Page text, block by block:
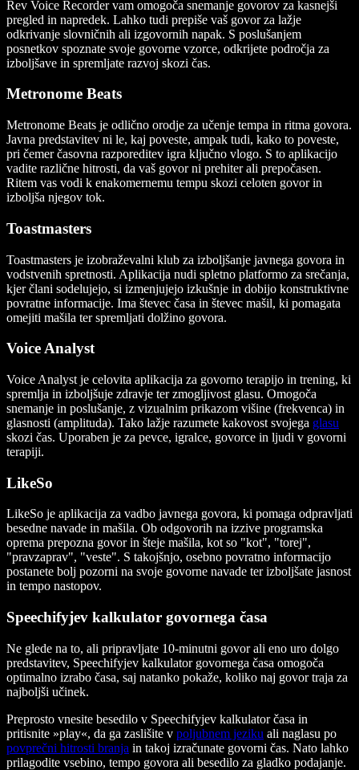
Rev Voice Recorder vam omogoča snemanje govorov za kasnejši
pregled in napredek. Lahko tudi prepiše vaš govor za lažje
odkrivanje slovničnih ali izgovornih napak. S poslušanjem
posnetkov spoznate svoje govorne vzorce, odkrijete področja za
izboljšave in spremljate razvoj skozi čas.
Metronome Beats
Metronome Beats je odlično orodje za učenje tempa in ritma govora.
Javna predstavitev ni le, kaj poveste, ampak tudi, kako to poveste,
pri čemer časovna razporeditev igra ključno vlogo. S to aplikacijo
vadite različne hitrosti, da vaš govor ni prehiter ali prepočasen.
Ritem vas vodi k enakomernemu tempu skozi celoten govor in
izboljša njegov tok.
Toastmasters
Toastmasters je izobraževalni klub za izboljšanje javnega govora in
vodstvenih spretnosti. Aplikacija nudi spletno platformo za srečanja,
kjer člani sodelujejo, si izmenjujejo izkušnje in dobijo konstruktivne
povratne informacije. Ima števec časa in števec mašil, ki pomagata
omejiti mašila ter spremljati dolžino govora.
Voice Analyst
Voice Analyst je celovita aplikacija za govorno terapijo in trening, ki
spremlja in izboljšuje zdravje ter zmogljivost glasu. Omogoča
snemanje in poslušanje, z vizualnim prikazom višine (frekvenca) in
glasnosti (amplituda). Tako lažje razumete kakovost svojega glasu
skozi čas. Uporaben je za pevce, igralce, govorce in ljudi v govorni
terapiji.
LikeSo
LikeSo je aplikacija za vadbo javnega govora, ki pomaga odpravljati
besedne navade in mašila. Ob odgovorih na izzive programska
oprema prepozna govor in šteje mašila, kot so "kot", "torej",
"pravzaprav", "veste". S takojšnjo, osebno povratno informacijo
postanete bolj pozorni na svoje govorne navade ter izboljšate jasnost
in tempo nastopov.
Speechifyjev kalkulator govornega časa
Ne glede na to, ali pripravljate 10-minutni govor ali eno uro dolgo
predstavitev, Speechifyjev kalkulator govornega časa omogoča
optimalno izrabo časa, saj natanko pokaže, koliko naj govor traja za
najboljši učinek.
Preprosto vnesite besedilo v Speechifyjev kalkulator časa in
pritisnite »play«, da ga zaslišite v poljubnem jeziku ali naglasu po
povprečni hitrosti branja in takoj izračunate govorni čas. Nato lahko
prilagodite vsebino, tempo govora ali besedilo za gladko podajanje.